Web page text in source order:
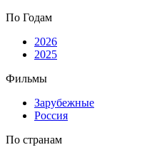
По Годам
2026
2025
Фильмы
Зарубежные
Россия
По странам